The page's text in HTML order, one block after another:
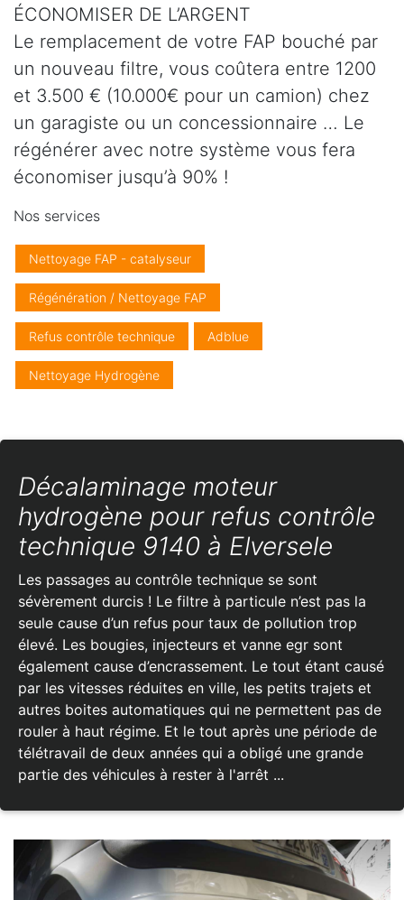
ÉCONOMISER DE L’ARGENT
Le remplacement de votre FAP bouché par
un nouveau filtre, vous coûtera entre 1200
et 3.500 € (10.000€ pour un camion) chez
un garagiste ou un concessionnaire … Le
régénérer avec notre système vous fera
économiser jusqu’à 90% !
Nos services
Nettoyage FAP - catalyseur
Régénération / Nettoyage FAP
Refus contrôle technique Adblue
Nettoyage Hydrogène
Décalaminage moteur
hydrogène pour refus contrôle
technique 9140 à Elversele
Les passages au contrôle technique se sont
sévèrement durcis ! Le filtre à particule n’est pas la
seule cause d’un refus pour taux de pollution trop
élevé. Les bougies, injecteurs et vanne egr sont
également cause d’encrassement. Le tout étant causé
par les vitesses réduites en ville, les petits trajets et
autres boites automatiques qui ne permettent pas de
rouler à haut régime. Et le tout après une période de
télétravail de deux années qui a obligé une grande
partie des véhicules à rester à l'arrêt ...